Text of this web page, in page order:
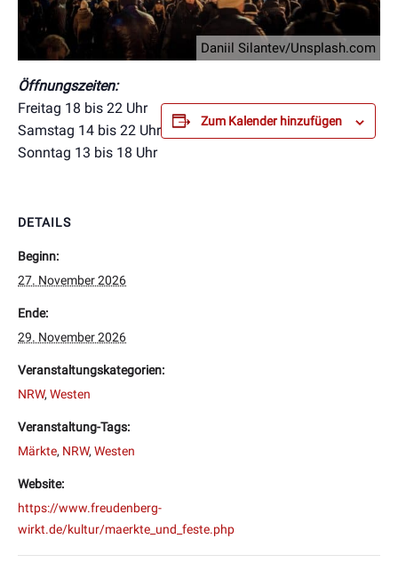
Daniil Silantev/Unsplash.com
Öffnungszeiten:
Freitag 18 bis 22 Uhr
Samstag 14 bis 22 Uhr
Sonntag 13 bis 18 Uhr
Zum Kalender hinzufügen
DETAILS
Beginn:
27. November 2026
Ende:
29. November 2026
Veranstaltungskategorien:
NRW, Westen
Veranstaltung-Tags:
Märkte, NRW, Westen
Website:
https://www.freudenberg-
wirkt.de/kultur/maerkte_und_feste.php